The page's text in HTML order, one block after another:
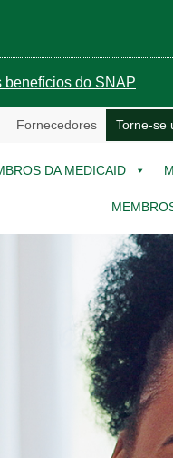
benefícios do SNAP
Fornecedores Torne-se
DA MEDICAID